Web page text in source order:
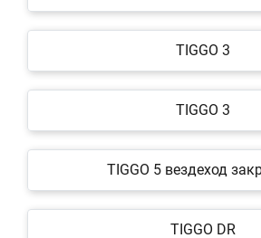
TIGGO 3
TIGGO 3
TIGGO 5 вездеход
TIGGO DR